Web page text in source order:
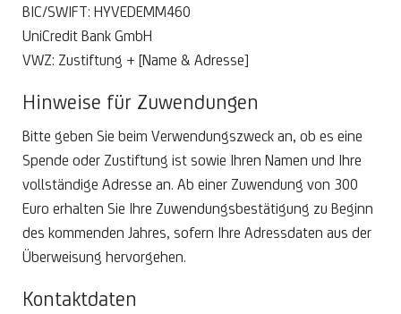
BIC/SWIFT: HYVEDEMM460
UniCredit Bank GmbH
VWZ: Zustiftung + [Name & Adresse]
Hinweise für Zuwendungen
Bitte geben Sie beim Verwendungszweck an, ob es eine
Spende oder Zustiftung ist sowie Ihren Namen und Ihre
vollständige Adresse an. Ab einer Zuwendung von 300
Euro erhalten Sie Ihre Zuwendungsbestätigung zu Beginn
des kommenden Jahres, sofern Ihre Adressdaten aus der
Überweisung hervorgehen.
Kontaktdaten